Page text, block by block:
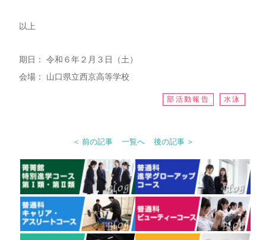
以上
期日： 令和６年２月３日（土）
会場： 山口県立西京高等学校
部活動報告 水泳
＜ 前の記事 一覧へ 後の記事 ＞